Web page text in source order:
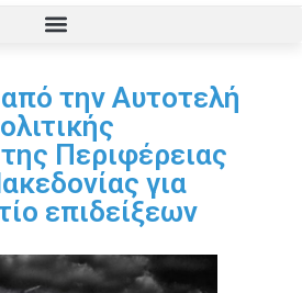
την Αυτοτελή
Περιφέρειας
για
επιδείξεων